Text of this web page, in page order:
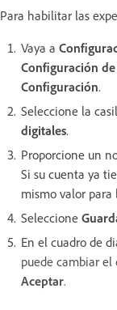
Para habilitar las
Vaya a
Configuración
Configuración.
Seleccione la
digitales.
Proporcione un
Si su cuenta ya
mismo valor para
Seleccione
En el cuadro de
puede cambiar el
Aceptar.